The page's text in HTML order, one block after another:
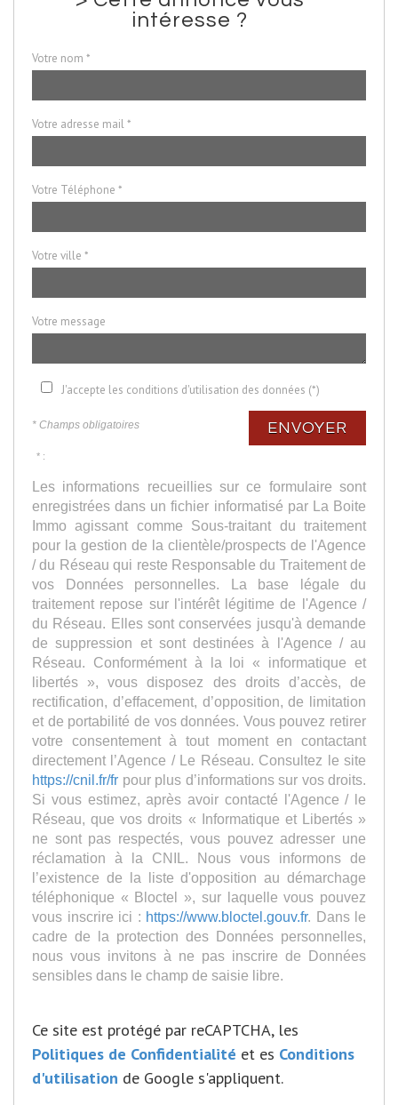
intéresse ?
Votre nom *
Votre adresse mail *
Votre Téléphone *
Votre ville *
Votre message
J'accepte les conditions d'utilisation des données (*)
* Champs obligatoires ENVOYER
* :
Les informations recueillies sur ce formulaire sont
enregistrées dans un fichier informatisé par La Boite
Immo agissant comme Sous-traitant du traitement
pour la gestion de la clientèle/prospects de l'Agence
/ du Réseau qui reste Responsable du Traitement de
vos Données personnelles. La base légale du
traitement repose sur l'intérêt légitime de l'Agence /
du Réseau. Elles sont conservées jusqu'à demande
de suppression et sont destinées à l'Agence / au
Réseau. Conformément à la loi « informatique et
libertés », vous disposez des droits d’accès, de
rectification, d’effacement, d’opposition, de limitation
et de portabilité de vos données. Vous pouvez retirer
votre consentement à tout moment en contactant
directement l’Agence / Le Réseau. Consultez le site
https://cnil.fr/fr pour plus d’informations sur vos droits.
Si vous estimez, après avoir contacté l'Agence / le
Réseau, que vos droits « Informatique et Libertés »
ne sont pas respectés, vous pouvez adresser une
réclamation à la CNIL. Nous vous informons de
l’existence de la liste d'opposition au démarchage
téléphonique « Bloctel », sur laquelle vous pouvez
vous inscrire ici : https://www.bloctel.gouv.fr. Dans le
cadre de la protection des Données personnelles,
nous vous invitons à ne pas inscrire de Données
sensibles dans le champ de saisie libre.
Ce site est protégé par reCAPTCHA, les
Politiques de Confidentialité et es Conditions
d'utilisation de Google s'appliquent.